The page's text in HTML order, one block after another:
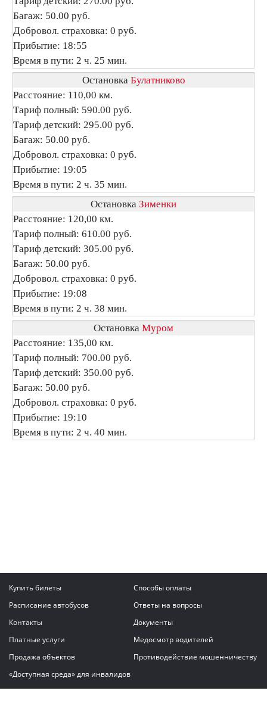
Багаж: 50.00 руб.
Добровол. страховка: 0 руб.
Прибытие: 18:55
Время в пути: 2 ч. 25 мин.
Остановка Булатниково
Расстояние: 110,00 км.
Тариф полный: 590.00 руб.
Тариф детский: 295.00 руб.
Багаж: 50.00 руб.
Добровол. страховка: 0 руб.
Прибытие: 19:05
Время в пути: 2 ч. 35 мин.
Остановка Зименки
Расстояние: 120,00 км.
Тариф полный: 610.00 руб.
Тариф детский: 305.00 руб.
Багаж: 50.00 руб.
Добровол. страховка: 0 руб.
Прибытие: 19:08
Время в пути: 2 ч. 38 мин.
Остановка Муром
Расстояние: 135,00 км.
Тариф полный: 700.00 руб.
Тариф детский: 350.00 руб.
Багаж: 50.00 руб.
Добровол. страховка: 0 руб.
Прибытие: 19:10
Время в пути: 2 ч. 40 мин.
Купить билеты
Способы оплаты
Расписание автобусов
Ответы на вопросы
Контакты
Документы
Платные услуги
Медосмотр водителей
Продажа объектов
Противодействие мошенничеству
«Доступная среда» для инвалидов